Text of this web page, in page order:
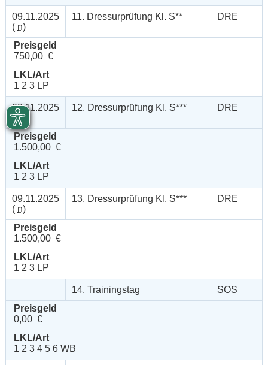
09.11.2025
( n)
11. Dressurprüfung Kl. S** DRE
Preisgeld
750,00 €
LKL/Art
1 2 3 LP
08.11.2025
(n)
12. Dressurprüfung Kl. S*** DRE
Preisgeld
1.500,00 €
LKL/Art
1 2 3 LP
09.11.2025
( n)
13. Dressurprüfung Kl. S*** DRE
Preisgeld
1.500,00 €
LKL/Art
1 2 3 LP
14. Trainingstag
SOS
Preisgeld
0,00 €
LKL/Art
1 2 3 4 5 6 WB